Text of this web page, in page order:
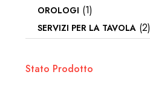
OROLOGI (1)
SERVIZI PER LA TAVOLA (2)
Stato Prodotto